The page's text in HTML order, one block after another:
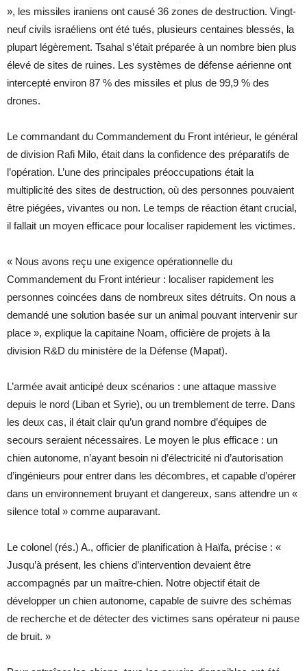
», les missiles iraniens ont causé 36 zones de destruction. Vingt-
neuf civils israéliens ont été tués, plusieurs centaines blessés, la
plupart légèrement. Tsahal s’était préparée à un nombre bien plus
élevé de sites de ruines. Les systèmes de défense aérienne ont
intercepté environ 87 % des missiles et plus de 99,9 % des
drones.
Le commandant du Commandement du Front intérieur, le général
de division Rafi Milo, était dans la confidence des préparatifs de
l’opération. L’une des principales préoccupations était la
multiplicité des sites de destruction, où des personnes pouvaient
être piégées, vivantes ou non. Le temps de réaction étant crucial,
il fallait un moyen efficace pour localiser rapidement les victimes.
« Nous avons reçu une exigence opérationnelle du
Commandement du Front intérieur : localiser rapidement les
personnes coincées dans de nombreux sites détruits. On nous a
demandé une solution basée sur un animal pouvant intervenir sur
place », explique la capitaine Noam, officière de projets à la
division R&D du ministère de la Défense (Mapat).
L’armée avait anticipé deux scénarios : une attaque massive
depuis le nord (Liban et Syrie), ou un tremblement de terre. Dans
les deux cas, il était clair qu’un grand nombre d’équipes de
secours seraient nécessaires. Le moyen le plus efficace : un
chien autonome, n’ayant besoin ni d’électricité ni d’autorisation
d’ingénieurs pour entrer dans les décombres, et capable d’opérer
dans un environnement bruyant et dangereux, sans attendre un «
silence total » comme auparavant.
Le colonel (rés.) A., officier de planification à Haïfa, précise : «
Jusqu’à présent, les chiens d’intervention devaient être
accompagnés par un maître-chien. Notre objectif était de
développer un chien autonome, capable de suivre des schémas
de recherche et de détecter des victimes sans opérateur ni pause
de bruit. »